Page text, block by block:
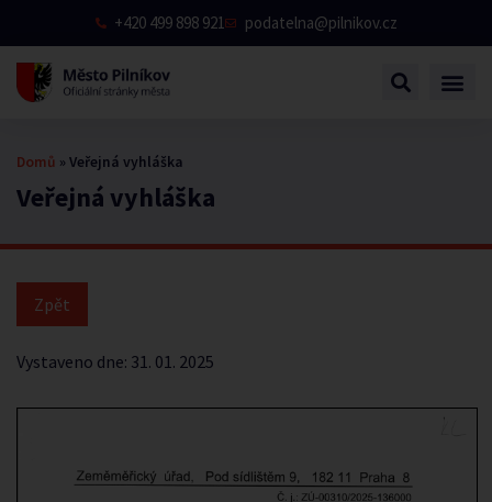
+420 499 898 921 podatelna@pilnikov.cz
Veřejná vyhláška
Domů » Veřejná vyhláška
Vystaveno dne: 31. 01. 2025